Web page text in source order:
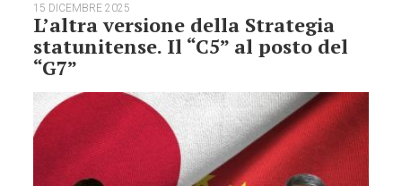
15 DICEMBRE 2025
L’altra versione della Strategia
statunitense. Il “C5” al posto del
“G7”